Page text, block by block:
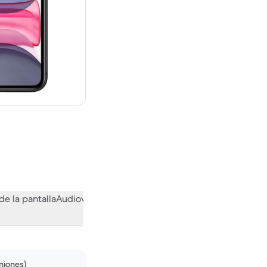
vale 639,00 €
la pantallaAudiovisual